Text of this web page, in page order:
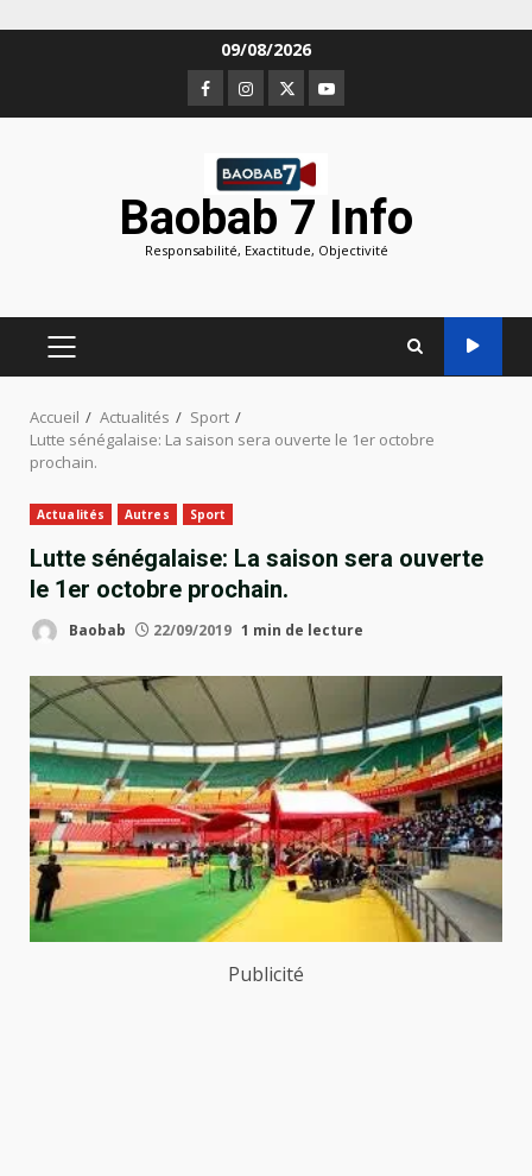
09/08/2026
Facebook
Instagram
TwitterYoutube
Baobab 7 Info
Responsabilité, Exactitude, Objectivité
MENU
PRINCIPAL
Accueil Actualités
Sport
Lutte sénégalaise: La saison sera ouverte le 1er octobre
prochain.
Actualités Autres Sport
Lutte sénégalaise: La saison sera ouverte
le 1er octobre prochain.
Baobab 22/09/2019 1 min de lecture
Publicité